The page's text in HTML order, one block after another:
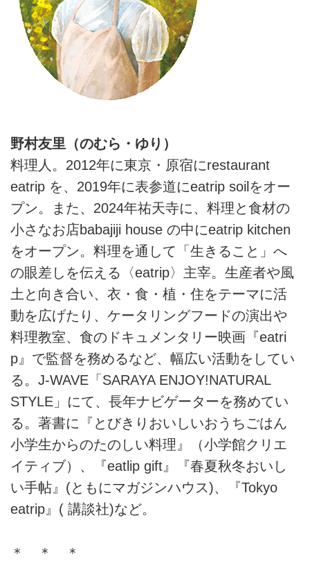
野村友里（のむら・ゆり）
料理人。2012年に東京・原宿にrestaurant
eatrip を、2019年に表参道にeatrip soilをオー
プン。また、2024年祐天寺に、料理と食材の
小さなお店babajiji house の中にeatrip kitchen
をオープン。料理を通して「生きること」へ
の眼差しを伝える〈eatrip〉主宰。生産者や風
土と向き合い、衣・食・植・住をテーマに活
動を広げたり、ケータリングフードの演出や
料理教室、食のドキュメンタリー映画『eatri
p』で監督を務めるなど、幅広い活動をしてい
る。J-WAVE「SARAYA ENJOY!NATURAL
STYLE」にて、長年ナビゲーターを務めてい
る。著書に『とびきりおいしいおうちごはん
小学生からのたのしい料理』（小学館クリエ
イティブ）、『eatlip gift』『春夏秋冬おいし
い手帖』(ともにマガジンハウス)、『Tokyo
eatrip』( 講談社)など。
＊ ＊ ＊